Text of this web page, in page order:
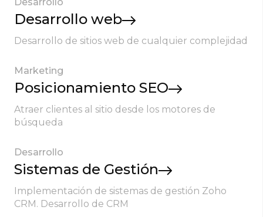
Desarrollo web
Desarrollo de sitios web de cualquier complejidad
Marketing
Posicionamiento SEO
Atraer clientes al sitio desde los motores de
búsqueda
Desarrollo
Sistemas de Gestión
Implementación de sistemas de gestión Zoho
CRM. Desarrollo de CRM